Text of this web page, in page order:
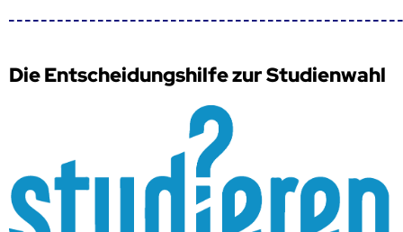
Die Entscheidungshilfe zur Studienwahl